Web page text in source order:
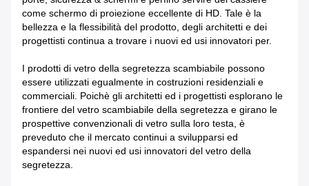
come schermo di proiezione eccellente di HD. Tale è la
bellezza e la flessibilità del prodotto, degli architetti e dei
progettisti continua a trovare i nuovi ed usi innovatori per.
I prodotti di vetro della segretezza scambiabile possono
essere utilizzati egualmente in costruzioni residenziali e
commerciali. Poichè gli architetti ed i progettisti esplorano le
frontiere del vetro scambiabile della segretezza e girano le
prospettive convenzionali di vetro sulla loro testa, è
preveduto che il mercato continui a svilupparsi ed
espandersi nei nuovi ed usi innovatori del vetro della
segretezza.